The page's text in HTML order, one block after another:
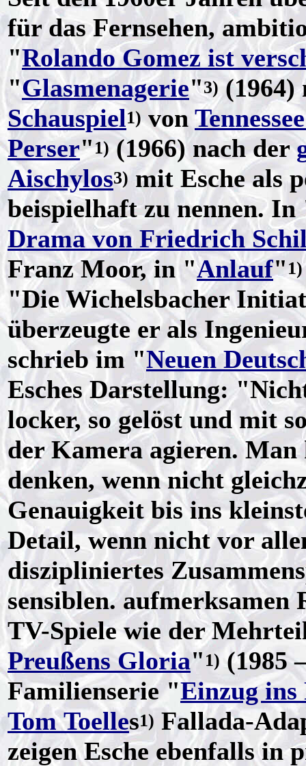
für das Fernsehen,
"Rolando Gomez ist
"Glasmenagerie"3) (1964)
Schauspiel1)von
Perser"1) (1966) nach der
Aischylos3)mit Esche als
beispielhaft zu nennen.
Drama von Friedrich
Franz Moor, in "Anlauf" 1)
"Die Wichelsbacher
überzeugte er als
schrieb im "Neuen
Esches Darstellung:
locker, so gelöst und mit
der Kamera agieren.
denken, wenn nicht
Genauigkeit bis ins
Detail, wenn nicht vor
diszipliniertes
sensiblen. aufmerksamen
TV-Spiele wie der
Preußens Gloria" 1) (1985
Familienserie "Einzug ins
Tom Toelles1) Fallada-
zeigen Esche ebenfalls in